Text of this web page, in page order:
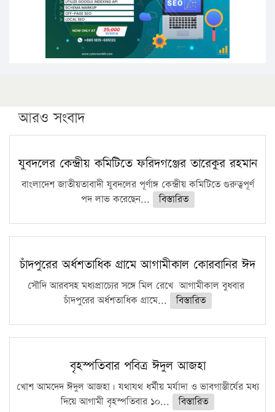
ফরিদগঞ্জে আগুনে পুড়লো ৬ ব্যবসা প্রতিষ্ঠান
আরও সংবাদ
যুবদলের কেন্দ্রীয় কমিটিতে ফরিদগঞ্জের তারেকুর রহমান
বাংলাদেশ জাতীয়তাবাদী যুবদলের পূর্ণাঙ্গ কেন্দ্রীয় কমিটিতে গুরুত্বপূর্ণ
পদ লাভ করেছেন...
বিস্তারিত
চাঁদপুরের অর্ধশতাধিক গ্রামে আগামীকাল কোরবানির ঈদ
সৌদি আরবসহ মধ্যপ্রাচ্যের সঙ্গে মিল রেখে আগামীকাল বুধবার
চাঁদপুরের অর্ধশতাধিক গ্রামে...
বিস্তারিত
বৃহস্পতিবার পবিত্র ঈদুল আজহা
খোশ আমদেদ ঈদুল আজহা। যথাযথ ধর্মীয় মর্যাদা ও ভাবগাম্ভীর্যের মধ্য
দিয়ে আগামী বৃহস্পতিবার ১০...
বিস্তারিত